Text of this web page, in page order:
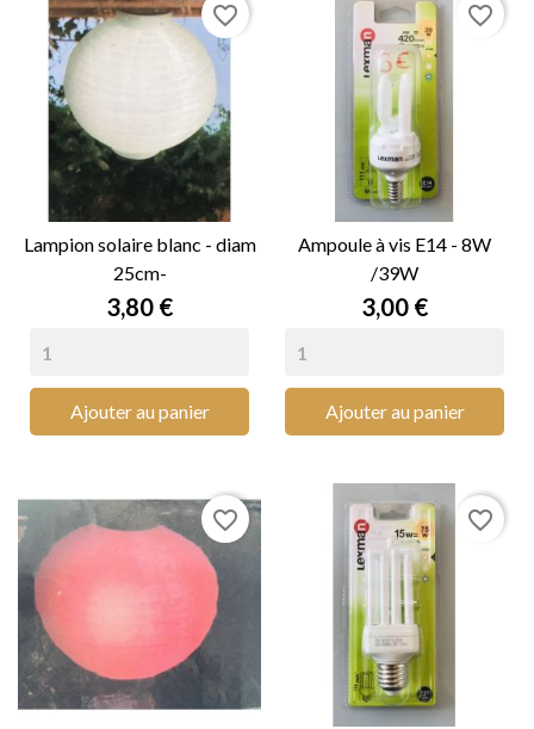
Lampion solaire blanc - diam
25cm-
Prix
3,80 €
Ajouter au panier
favorite_border
Ampoule à vis E14 - 8W
/39W
Prix
3,00 €
Ajouter au panier
favorite_border
favorite_border favorite_border